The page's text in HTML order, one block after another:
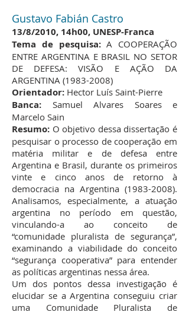
Gustavo Fabián Castro
13/8/2010, 14h00, UNESP-Franca
Tema de pesquisa:A COOPERAÇÃO
ENTRE ARGENTINA E BRASIL NO SETOR
DE DEFESA: VISÃO E AÇÃO DA
ARGENTINA (1983-2008)
Orientador: Hector Luís Saint-Pierre
Banca: Samuel Alvares Soares e
Marcelo Sain
Resumo: O objetivo dessa dissertação é
pesquisar o processo de cooperação em
matéria militar e de defesa entre
Argentina e Brasil, durante os primeiros
vinte e cinco anos de retorno à
democracia na Argentina (1983-2008).
Analisamos, especialmente, a atuação
argentina no período em questão,
vinculando-a ao conceito de
“comunidade pluralista de segurança”,
examinando a viabilidade do conceito
“segurança cooperativa” para entender
as políticas argentinas nessa área.
Um dos pontos dessa investigação é
elucidar se a Argentina conseguiu criar
uma Comunidade Pluralista de